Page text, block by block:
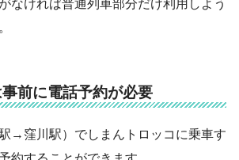
なければ普通列車部分だけ利用しよう
前に電話予約が必要
→窪川駅）でしまんトロッコに乗車す